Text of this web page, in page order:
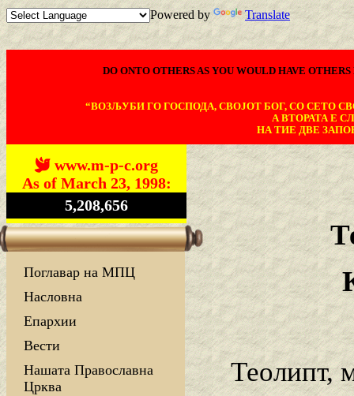
Powered by Translate
DO ONTO OTHERS AS YOU WOULD HAVE
“ВОЗЉУБИ ГО ГОСПОДА, СВОЈОТ БОГ, СО СЕТО
А ВТОРАТА Е
НА ТИЕ ДВЕ
www.m-p-c.org
As of March 23, 1998:
5,208,656
Поглавар на МПЦ
Насловна
Епархии
Вести
Нашата Православна
Црква
Теолипт,